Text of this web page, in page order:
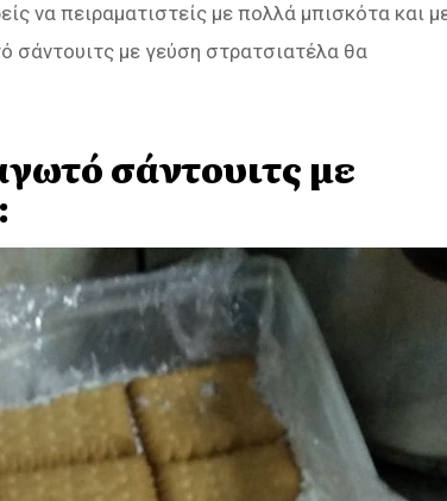
να πειραματιστείς με πολλά μπισκότα και
σάντουιτς με γεύση στρατσιατέλα θα
σάντουιτς με